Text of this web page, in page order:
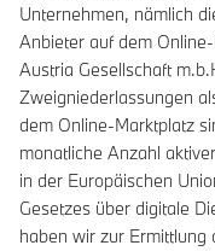
Unternehmen, nämlich
Anbieter auf dem
Austria Gesellschaft
Zweigniederlassungen
dem Online-Marktplatz
monatliche Anzahl
in der Europäischen
Gesetzes über digitale
haben wir zur Ermittlung